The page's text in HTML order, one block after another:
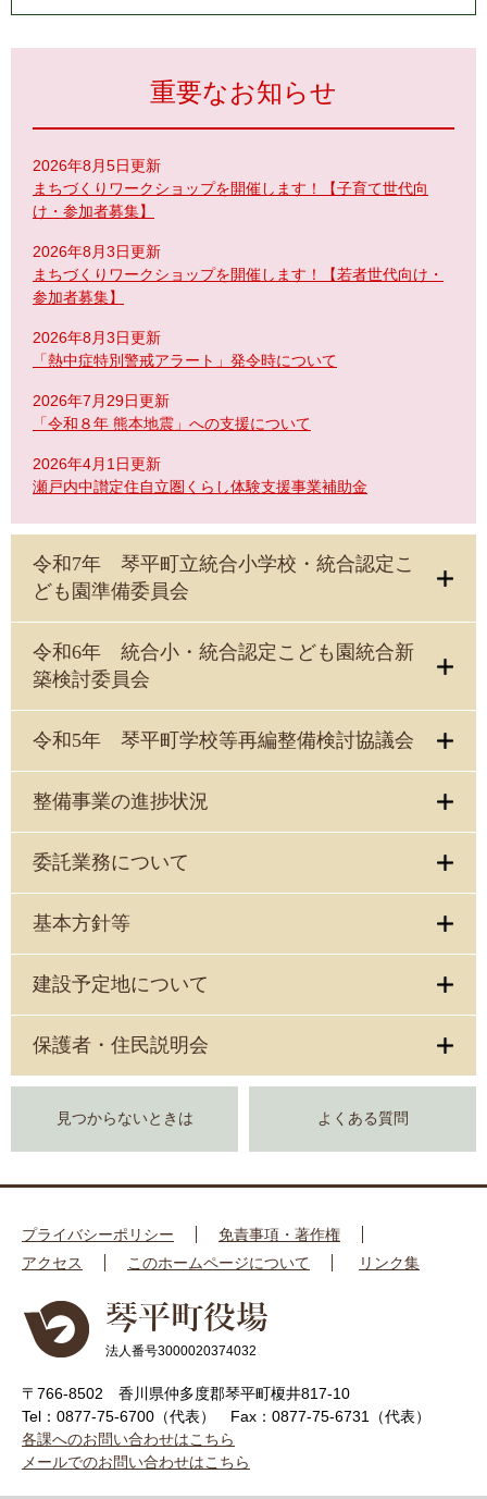
重要なお知らせ
2026年8月5日更新
まちづくりワークショップを開催します！【子育て世代向
け・参加者募集】
2026年8月3日更新
まちづくりワークショップを開催します！【若者世代向け・
参加者募集】
2026年8月3日更新
「熱中症特別警戒アラート」発令時について
2026年7月29日更新
「令和８年 熊本地震」への支援について
2026年4月1日更新
瀬戸内中讃定住自立圏くらし体験支援事業補助金
令和7年 琴平町立統合小学校・統合認定こ
ども園準備委員会
令和6年 統合小・統合認定こども園統合新
築検討委員会
令和5年 琴平町学校等再編整備検討協議会
整備事業の進捗状況
委託業務について
基本方針等
建設予定地について
保護者・住民説明会
見つからないときは よくある質問
プライバシーポリシー
免責事項・著作権
アクセス
このホームページについて リンク集
法人番号3000020374032
〒766-8502 香川県仲多度郡琴平町榎井817-10
Tel：0877-75-6700（代表）
Fax：0877-75-6731（代表）
各課へのお問い合わせはこちら
メールでのお問い合わせはこちら